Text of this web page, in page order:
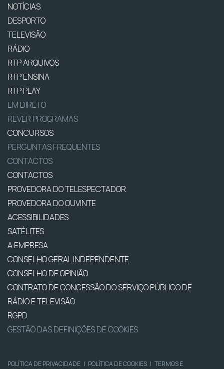
NOTÍCIAS
DESPORTO
TELEVISÃO
RÁDIO
RTP ARQUIVOS
RTP ENSINA
RTP PLAY
EM DIRETO
REVER PROGRAMAS
CONCURSOS
PERGUNTAS FREQUENTES
CONTACTOS
CONTACTOS
PROVEDORA DO TELESPECTADOR
PROVEDORA DO OUVINTE
ACESSIBILIDADES
SATÉLITES
A EMPRESA
CONSELHO GERAL INDEPENDENTE
CONSELHO DE OPINIÃO
CONTRATO DE CONCESSÃO DO SERVIÇO PÚBLICO DE
RÁDIO E TELEVISÃO
RGPD
GESTÃO DAS DEFINIÇÕES DE COOKIES
POLÍTICA DE PRIVACIDADE | POLÍTICA DE COOKIES | TERMOS E